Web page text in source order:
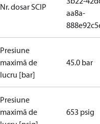
Nr. dosar SCIP
aa8a-
Presiune
maximă de
lucru [bar]
45.0 bar
Presiune
maximă de
653 psig